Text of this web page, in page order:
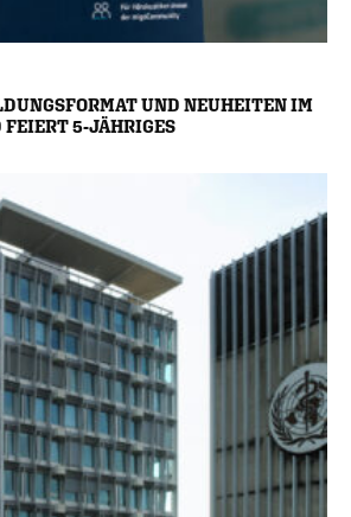
UND NEUHEITEN IM
FEIERT 5-JÄHRIGES